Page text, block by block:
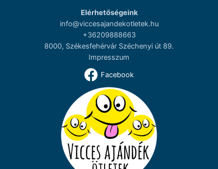
Elérhetőségeink
info@viccesajandekotletek.hu
+36209888663
8000, Székesfehérvár Széchenyi út 89.
Impresszum
Facebook